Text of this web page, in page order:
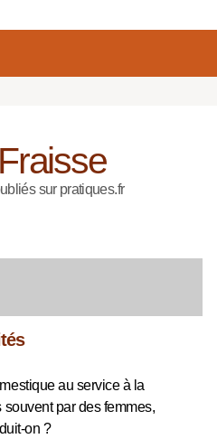
sur pratiques.fr
au service à la
par des femmes,
on ?